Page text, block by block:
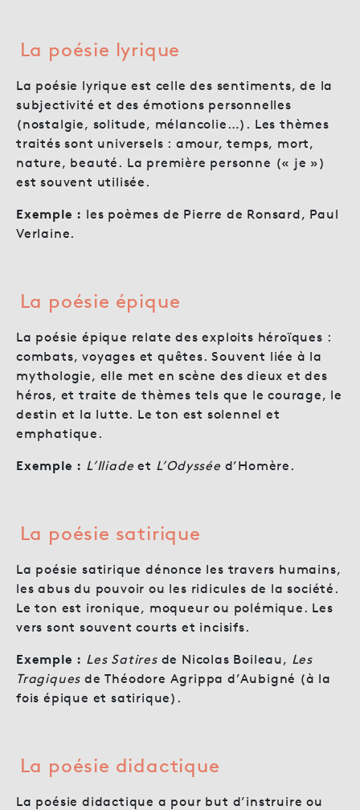
La poésie lyrique
La poésie lyrique est celle des sentiments, de la
subjectivité et des émotions personnelles
(nostalgie, solitude, mélancolie…). Les thèmes
traités sont universels : amour, temps, mort,
nature, beauté. La première personne (« je »)
est souvent utilisée.
Exemple : les poèmes de Pierre de Ronsard, Paul
Verlaine.
La poésie épique
La poésie épique relate des exploits héroïques :
combats, voyages et quêtes. Souvent liée à la
mythologie, elle met en scène des dieux et des
héros, et traite de thèmes tels que le courage, le
destin et la lutte. Le ton est solennel et
emphatique.
Exemple : L’Iliade et L’Odyssée d’Homère.
La poésie satirique
La poésie satirique dénonce les travers humains,
les abus du pouvoir ou les ridicules de la société.
Le ton est ironique, moqueur ou polémique. Les
vers sont souvent courts et incisifs.
Exemple : Les Satiresde Nicolas Boileau, Les
Tragiques de Théodore Agrippa d’Aubigné (à la
fois épique et satirique).
La poésie didactique
La poésie didactique a pour but d’instruire ou